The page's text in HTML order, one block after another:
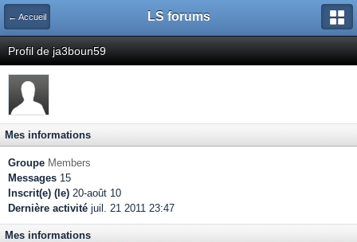
← Accueil LS forums
Profil de ja3boun59
Mes informations
Groupe Members
Messages 15
Inscrit(e) (le) 20-août 10
Dernière activité juil. 21 2011 23:47
Mes informations